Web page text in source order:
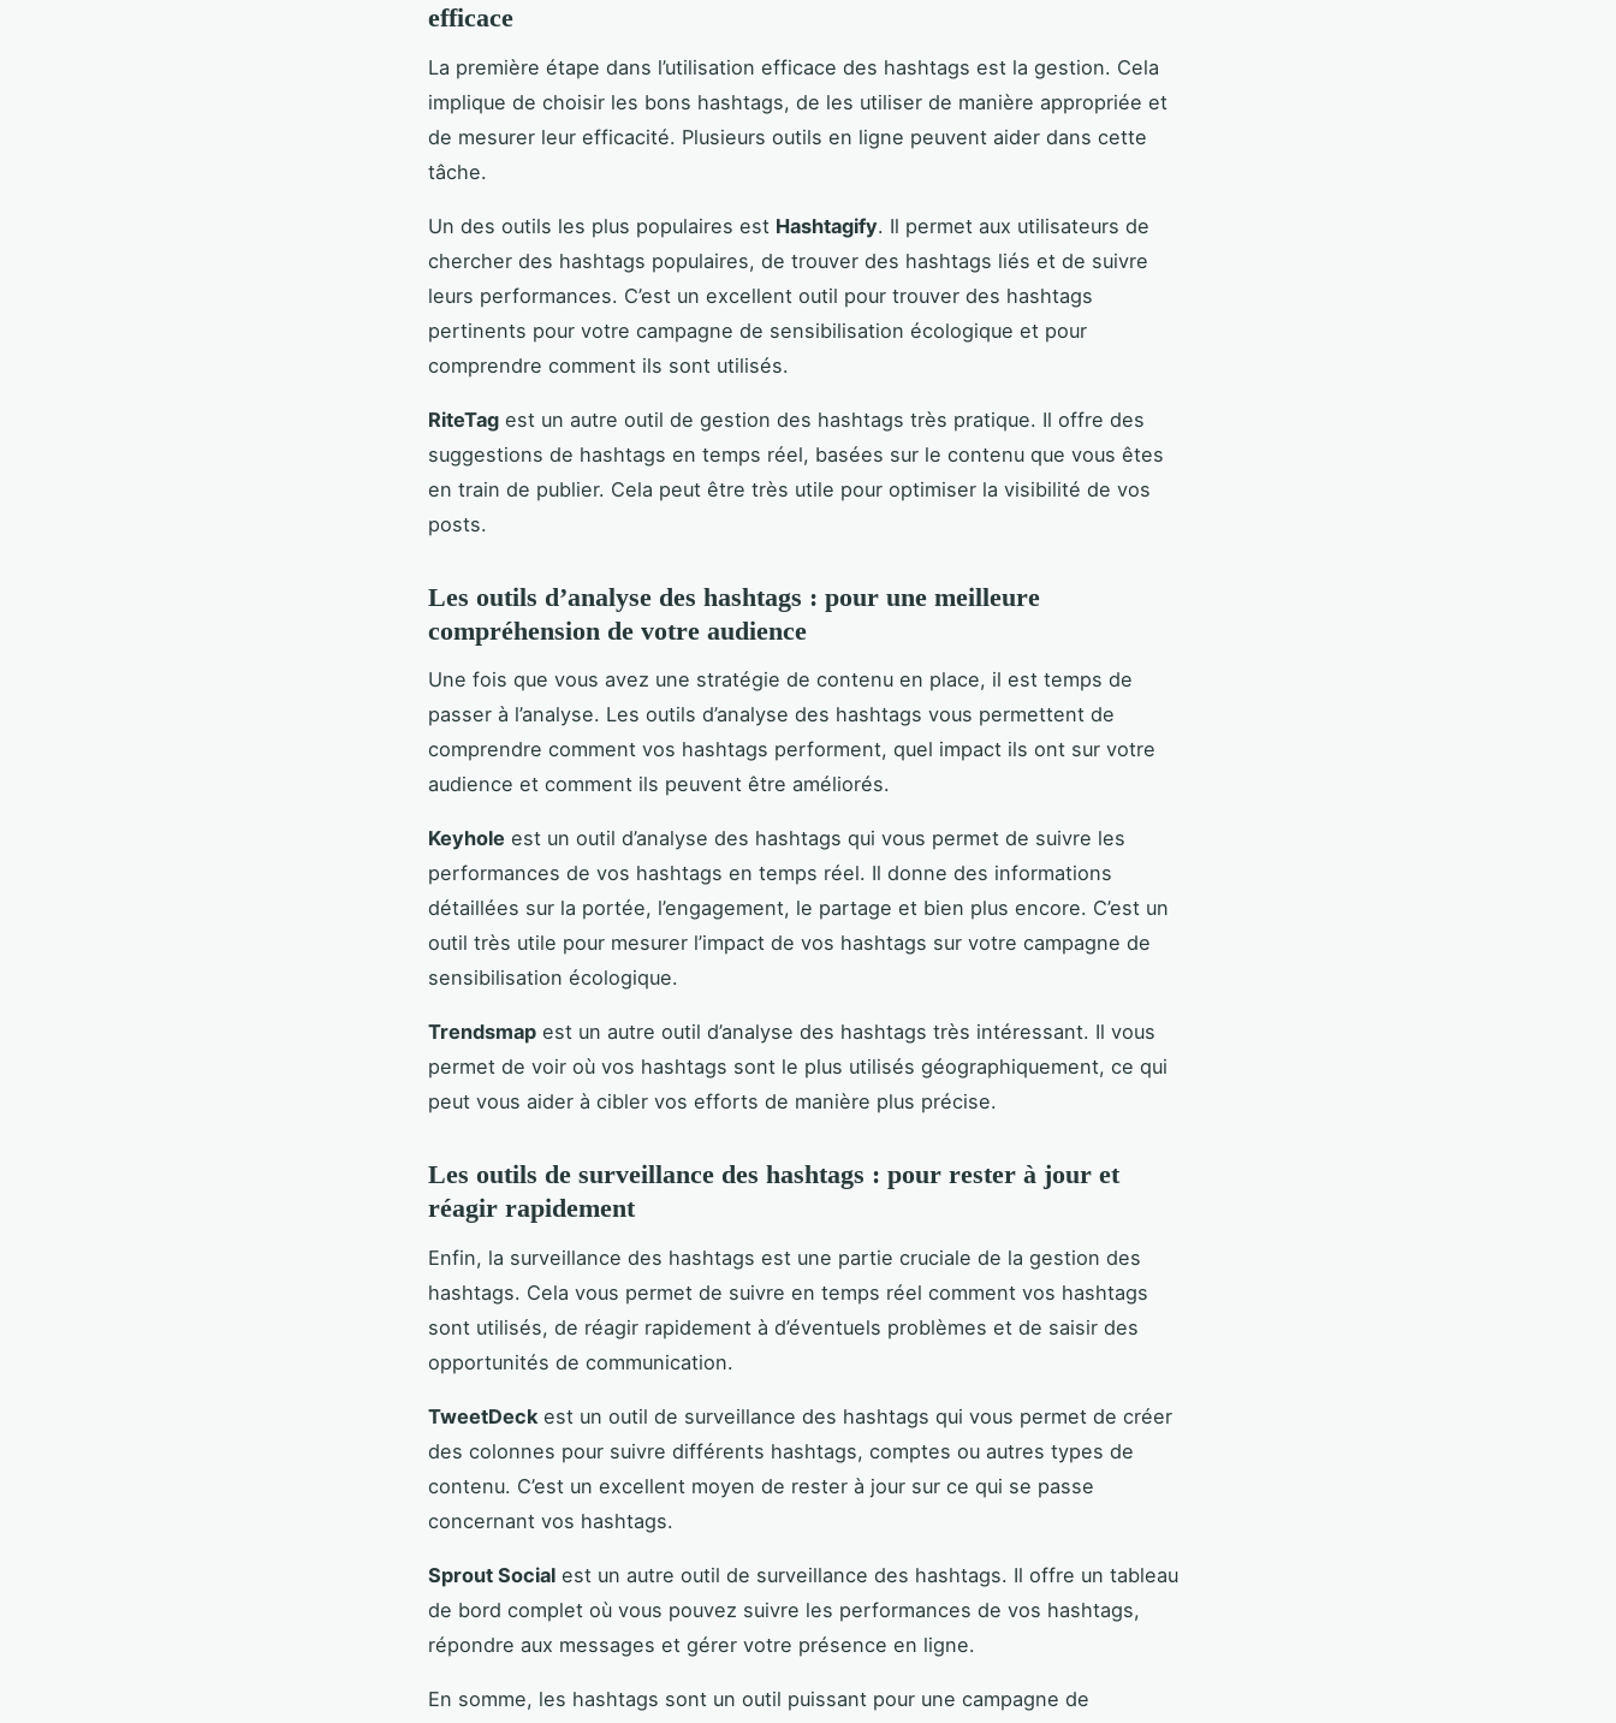
efficace
La première étape dans l’utilisation efficace des hashtags est la gestion. Cela
implique de choisir les bons hashtags, de les utiliser de manière appropriée et
de mesurer leur efficacité. Plusieurs outils en ligne peuvent aider dans cette
tâche.
Un des outils les plus populaires est Hashtagify. Il permet aux utilisateurs de
chercher des hashtags populaires, de trouver des hashtags liés et de suivre
leurs performances. C’est un excellent outil pour trouver des hashtags
pertinents pour votre campagne de sensibilisation écologique et pour
comprendre comment ils sont utilisés.
RiteTag est un autre outil de gestion des hashtags très pratique. Il offre des
suggestions de hashtags en temps réel, basées sur le contenu que vous êtes
en train de publier. Cela peut être très utile pour optimiser la visibilité de vos
posts.
Les outils d’analyse des hashtags : pour une meilleure
compréhension de votre audience
Une fois que vous avez une stratégie de contenu en place, il est temps de
passer à l’analyse. Les outils d’analyse des hashtags vous permettent de
comprendre comment vos hashtags performent, quel impact ils ont sur votre
audience et comment ils peuvent être améliorés.
Keyhole est un outil d’analyse des hashtags qui vous permet de suivre les
performances de vos hashtags en temps réel. Il donne des informations
détaillées sur la portée, l’engagement, le partage et bien plus encore. C’est un
outil très utile pour mesurer l’impact de vos hashtags sur votre campagne de
sensibilisation écologique.
Trendsmap est un autre outil d’analyse des hashtags très intéressant. Il vous
permet de voir où vos hashtags sont le plus utilisés géographiquement, ce qui
peut vous aider à cibler vos efforts de manière plus précise.
Les outils de surveillance des hashtags : pour rester à jour et
réagir rapidement
Enfin, la surveillance des hashtags est une partie cruciale de la gestion des
hashtags. Cela vous permet de suivre en temps réel comment vos hashtags
sont utilisés, de réagir rapidement à d’éventuels problèmes et de saisir des
opportunités de communication.
TweetDeckest un outil de surveillance des hashtags qui vous permet de créer
des colonnes pour suivre différents hashtags, comptes ou autres types de
contenu. C’est un excellent moyen de rester à jour sur ce qui se passe
concernant vos hashtags.
Sprout Social est un autre outil de surveillance des hashtags. Il offre un tableau
de bord complet où vous pouvez suivre les performances de vos hashtags,
répondre aux messages et gérer votre présence en ligne.
En somme, les hashtags sont un outil puissant pour une campagne de